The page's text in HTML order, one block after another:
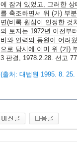
에 잠겨 있었고, 그러한
를 축조하면서 위 (가) 부
면(비록 원심이 인정한 것
의 토지는 1972년 이전부
비와 인력의 동원이 어려
으로 당시에 이미 위 (가)
3 판결, 1978.2.28. 선고
(출처: 대법원 1995. 8.